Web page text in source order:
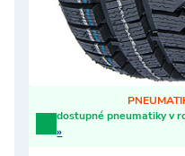
dostupné pneumatiky v
»